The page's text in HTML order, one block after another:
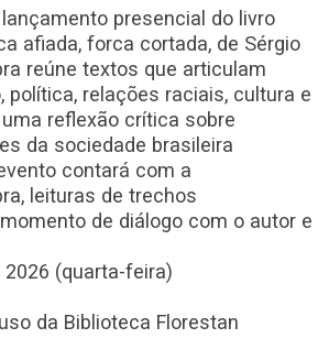
presencial do livro
afiada, forca cortada, de Sérgio
reúne textos que articulam
política, relações raciais, cultura e
reflexão crítica sobre
da sociedade brasileira
contará com a
leituras de trechos
de diálogo com o autor e
2026 (quarta-feira)
da Biblioteca Florestan